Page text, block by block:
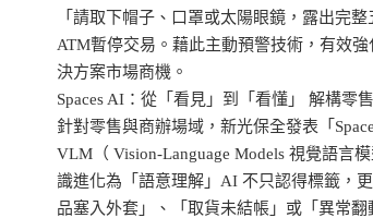
「請取下帽子、口罩或太陽眼鏡，露出完
ATM暫停交易。藉此主動預警技術，有效
決方案市場商機。
Spaces AI：從「看見」到「看懂」 解構零
針對零售與商辦場域，新光保全發表「
VLM（ Vision-Language Models 視覺語言
識進化為「語意理解」AI 不只認得標籤，
品塞入外套」、「取貨未結帳」或「異常